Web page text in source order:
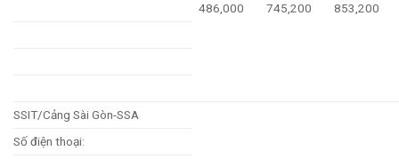
486,000 745,200 853,200
SSIT/Cảng Sài Gòn-SSA
Số điện thoại: